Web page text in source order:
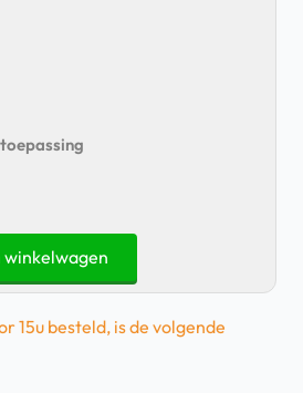
winkelwagen
15u besteld, is de volgende